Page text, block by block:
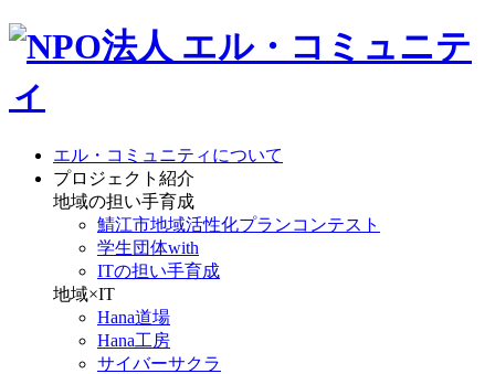
エル・コミュニティについて
プロジェクト紹介
地域の担い手育成
鯖江市地域活性化プランコンテスト
学生団体with
ITの担い手育成
地域×IT
Hana道場
Hana工房
サイバーサクラ